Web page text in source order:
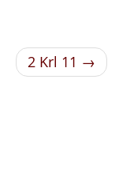
2 Krl 11 →